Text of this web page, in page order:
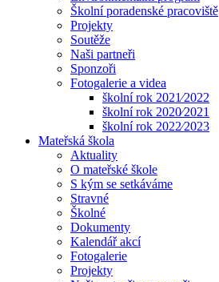
Školní poradenské pracoviště
Projekty
Soutěže
Naši partneři
Sponzoři
Fotogalerie a videa
školní rok 2021⁄2022
školní rok 2020⁄2021
školní rok 2022⁄2023
Mateřská škola
Aktuality
O mateřské škole
S kým se setkáváme
Stravné
Školné
Dokumenty
Kalendář akcí
Fotogalerie
Projekty